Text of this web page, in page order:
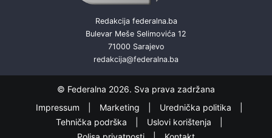
Redakcija federalna.ba
Bulevar Meše Selimovića 12
71000 Sarajevo
redakcija@federalna.ba
© Federalna 2026. Sva prava zadržana
Impressum
Marketing
Urednička politika
Tehnička podrška
Uslovi korištenja